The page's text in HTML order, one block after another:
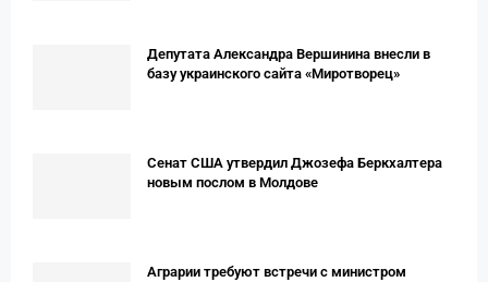
Депутата Александра Вершинина внесли в
базу украинского сайта «Миротворец»
Сенат США утвердил Джозефа Беркхалтера
новым послом в Молдове
Аграрии требуют встречи с министром